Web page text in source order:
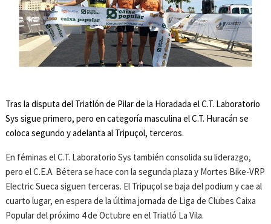
Tras la disputa del Triatlón de Pilar de la Horadada el C.T. Laboratorio
Sys sigue primero, pero en categoría masculina el C.T. Huracán se
coloca segundo y adelanta al Tripuçol, terceros.
En féminas el C.T. Laboratorio Sys también consolida su liderazgo,
pero el C.E.A. Bétera se hace con la segunda plaza y Mortes Bike-VRP
Electric Sueca siguen terceras. El Tripuçol se baja del podium y cae al
cuarto lugar, en espera de la última jornada de Liga de Clubes Caixa
Popular del próximo 4 de Octubre en el Triatló La Vila.